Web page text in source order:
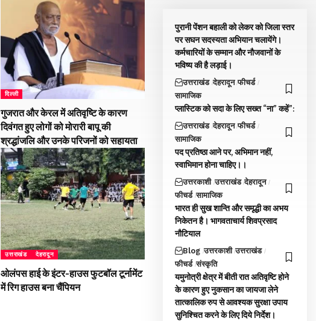
दिल्ली
गुजरात और केरल में अतिवृष्टि के कारण
दिवंगत हुए लोगों को मोरारी बापू की
श्रद्धांजलि और उनके परिजनों को सहायता
उत्तराखंड देहरादून
ओलंपस हाई के इंटर-हाउस फुटबॉल टूर्नामेंट
में रिग हाउस बना चैंपियन
पुरानी पेंशन बहाली को लेकर को जिला स्तर
पर सघन सदस्यता अभियान चलायेंगे।
कर्मचारियों के सम्मान और नौजवानों के
भविष्य की है लड़ाई।
उत्तराखंड देहरादून फीचर्ड
सामाजिक
प्लास्टिक को सदा के लिए सख्त “ना” कहें”:
उत्तराखंड देहरादून फीचर्ड
सामाजिक
पद प्रतिष्ठा आने पर, अभिमान नहीं,
स्वाभिमान होना चाहिए।।
उत्तरकाशी उत्तराखंड देहरादून
फीचर्ड सामाजिक
भारत ही सुख शान्ति और समृद्धी का अभय
निकेतन है। भागवताचार्य शिवप्रसाद
नौटियाल
Blog उत्तरकाशी उत्तराखंड
फीचर्ड संस्कृति
यमुनोत्री क्षेत्र में बीती रात अतिवृष्टि होने
के कारण हुए नुकसान का जायजा लेने
तात्कालिक रुप से आवश्यक सुरक्षा उपाय
सुनिश्चित करने के लिए दिये निर्देश।